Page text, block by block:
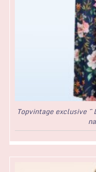
Topvintage exclusive